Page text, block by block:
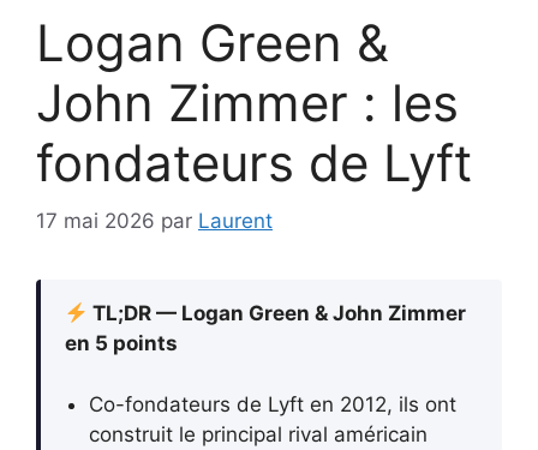
Logan Green &
John Zimmer : les
fondateurs de Lyft
17 mai 2026 par Laurent
TL;DR — Logan Green & John Zimmer
en 5 points
Co-fondateurs de Lyft en 2012, ils ont
construit le principal rival américain